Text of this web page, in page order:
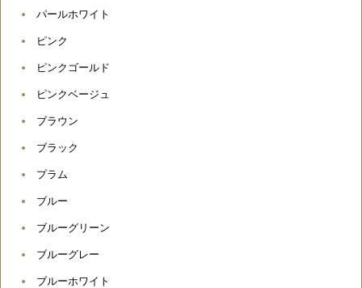
パールホワイト
ピンク
ピンクゴールド
ピンクベージュ
ブラウン
ブラック
プラム
ブルー
ブルーグリーン
ブルーグレー
ブルーホワイト